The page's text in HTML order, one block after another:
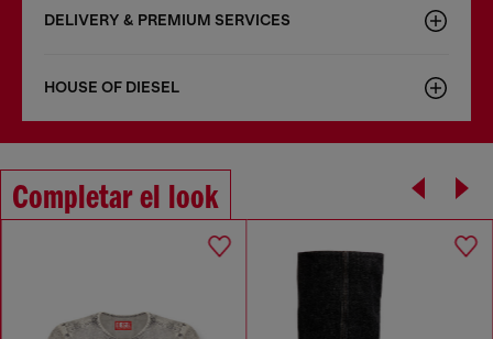
DELIVERY & PREMIUM SERVICES
HOUSE OF DIESEL
Completar el look